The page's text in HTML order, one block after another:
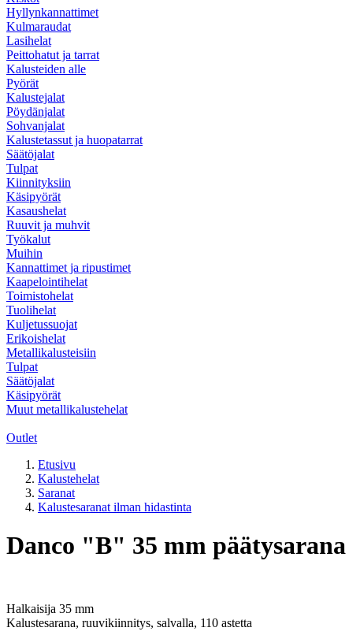
Hyllynkannattimet
Kulmaraudat
Lasihelat
Peittohatut ja tarrat
Kalusteiden alle
Pyörät
Kalustejalat
Pöydänjalat
Sohvanjalat
Kalustetassut ja huopatarrat
Säätöjalat
Tulpat
Kiinnityksiin
Käsipyörät
Kasaushelat
Ruuvit ja muhvit
Työkalut
Muihin
Kannattimet ja ripustimet
Kaapelointihelat
Toimistohelat
Tuolihelat
Kuljetussuojat
Erikoishelat
Metallikalusteisiin
Tulpat
Säätöjalat
Käsipyörät
Muut metallikalustehelat
Outlet
Etusivu
Kalustehelat
Saranat
Kalustesaranat ilman hidastinta
Danco "B" 35 mm päätysarana
Halkaisija 35 mm
Kalustesarana, ruuvikiinnitys, salvalla, 110 astetta